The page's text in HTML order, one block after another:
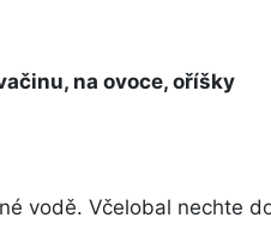
na ovoce, oříšky
vodě. Včelobal nechte